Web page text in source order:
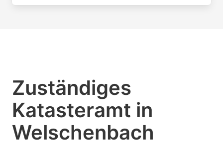
Zuständiges
Katasteramt in
Welschenbach